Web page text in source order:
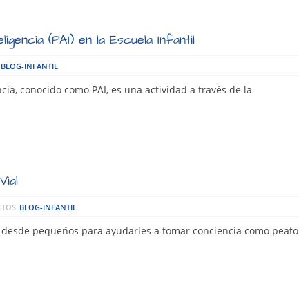
(PAI) en la Escuela Infantil
BLOG-INFANTIL
conocido como PAI, es una actividad a través de la
BLOG-INFANTIL
pequeños para ayudarles a tomar conciencia como